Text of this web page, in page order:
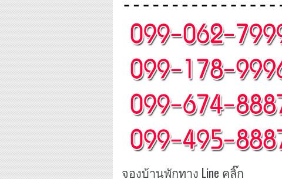
จองบ้านพักทาง Line คลิ๊ก